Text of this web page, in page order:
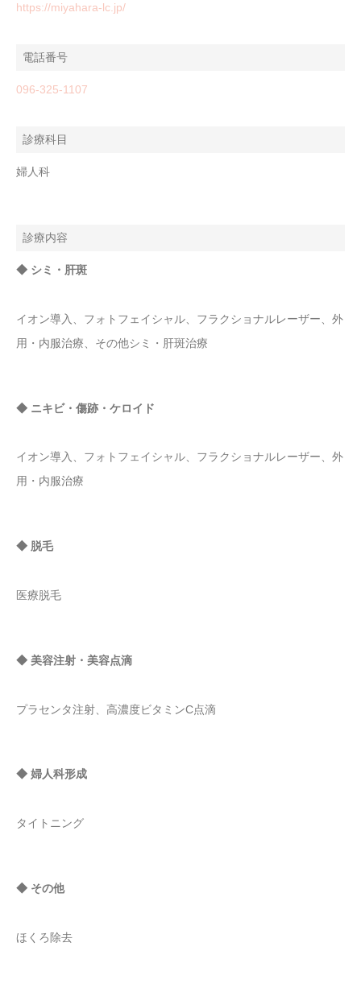
https://miyahara-lc.jp/
電話番号
096-325-1107
診療科目
婦人科
診療内容
◆ シミ・肝斑
イオン導入、フォトフェイシャル、フラクショナルレーザー、外
用・内服治療、その他シミ・肝斑治療
◆ ニキビ・傷跡・ケロイド
イオン導入、フォトフェイシャル、フラクショナルレーザー、外
用・内服治療
◆ 脱毛
医療脱毛
◆ 美容注射・美容点滴
プラセンタ注射、高濃度ビタミンC点滴
◆ 婦人科形成
タイトニング
◆ その他
ほくろ除去